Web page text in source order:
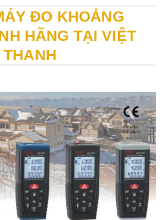
ĐO KHOẢNG
HÃNG TẠI VIỆT
THANH